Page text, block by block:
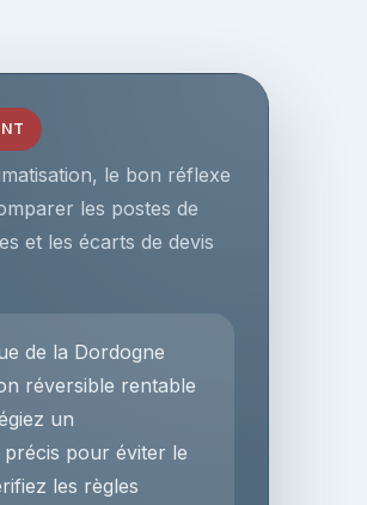
le bon réflexe
les postes de
et les écarts de devis
de la Dordogne
réversible rentable
un
pour éviter le
les règles